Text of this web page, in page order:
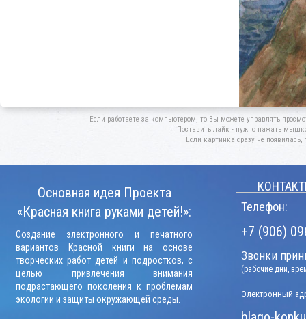
Если работаете за компьютером, то Вы можете управлять
Поставить лайк - нужно нажать
Если картинка сразу не появилась,
Основная идея Проекта
«Красная книга руками детей!»:
Создание электронного и печатного
вариантов Красной книги на основе
творческих работ детей и подростков, с
целью привлечения внимания
подрастающего поколения к проблемам
экологии и защиты окружающей среды.
Телефон:
+7 (906)
Звонки
(рабочие дни,
Электронный